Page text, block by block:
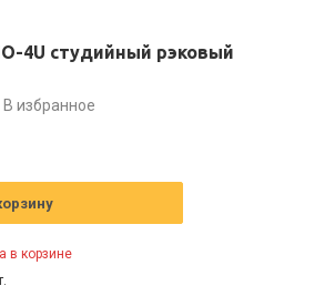
4U студийный рэковый
В избранное
в корзине